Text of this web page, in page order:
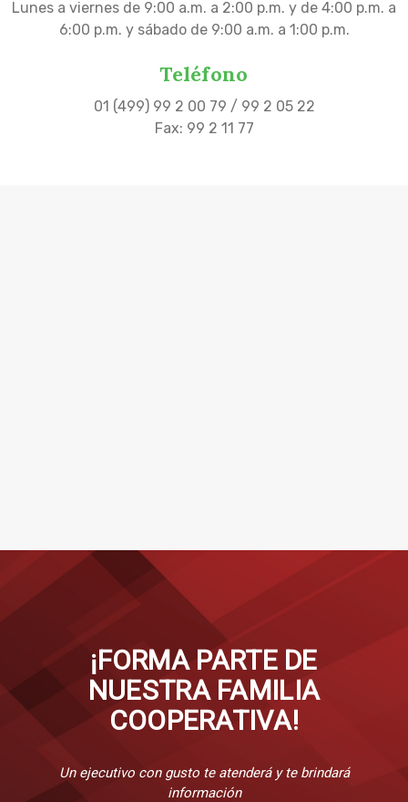
Lunes a viernes de 9:00 a.m. a 2:00 p.m. y de 4:00 p.m. a
6:00 p.m. y sábado de 9:00 a.m. a 1:00 p.m.
Teléfono
01 (499) 99 2 00 79 / 99 2 05 22
Fax: 99 2 11 77
¡FORMA PARTE DE
NUESTRA FAMILIA
COOPERATIVA!
Un ejecutivo con gusto te atenderá y te brindará
información